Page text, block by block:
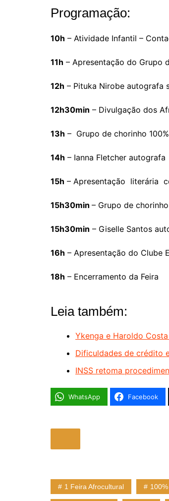
Programação:
10h – Atividade Infantil –
11h – Apresentação do Grupo
12h – Pituka Nirobe autografa
12h30min – Divulgação dos
13h – Grupo de chorinho
14h – Ianna Fletcher
15h – Apresentação literária
15h30min – Grupo de
15h30min – Giselle Santos
16h – Apresentação do Clube
18h – Encerramento da Feira
Leia também:
Ykenga e Haroldo
Dificuldades de crédito
INSS retoma
WhatsApp Facebook
1 Feira Afrocultural